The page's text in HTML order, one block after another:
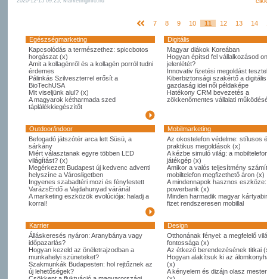
7 8 9 10 11 12 13 14
Egészségmarketing
Digitális
Kapcsolódás a természethez: spiccbotos
horgászat (x)
Amit a kollagénről és a kollagén porról tudni
érdemes
Pálinkás Szilveszterrel erősít a
BioTechUSA
Mit viseljünk alul? (x)
A magyarok kétharmada szed
táplálékkiegészítőt
Magyar diákok Koreában
Hogyan építsd fel vállalkozásod
jelenlétét?
Innovativ fizetési megoldást
Kiberbiztonsági szakértő a digitális
gazdaság idei női példaképe
Hatékony CRM bevezetés a
zökkenőmentes vállalati
Outdoor/indoor
Mobilmarketing
Befogadó játszótér arca lett Süsü, a
sárkány
Miért választanak egyre többen LED
világítást? (x)
Megérkezett Budapest új kedvenc adventi
helyszíne a Városligetben
Ingyenes szabadtéri mozi és fényfestett
VarázsErdő a Vajdahunyad váránál
A marketing eszközök evolúciója: haladj a
korral!
Az okostelefon védelme: stílusos
praktikus megoldások (x)
A kézbe simuló világ: a
játékgép (x)
Amikor a valós teljesítmény
mobiltelefon megfizethető áron (x)
A mindennapok hasznos
powerbank (x)
Minden harmadik magyar
fizet rendszeresen mobillal
Karrier
Design
Álláskeresés nyáron: Aranybánya vagy
időpazarlás?
Hogyan kezeld az önéletrajzodban a
munkahelyi szüneteket?
Szakmunkák Budapesten: hol rejtőznek az
új lehetőségek?
Otthonának fényei: a megfelelő
fontossága (x)
Az étkező berendezésének titkai
Hogyan alakítsuk ki az
(x)
A kényelem és dizájn olasz